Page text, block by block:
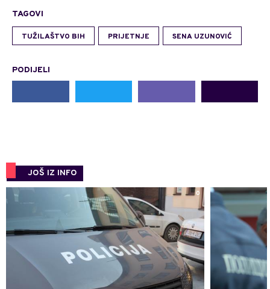
TAGOVI
TUŽILAŠTVO BIH PRIJETNJE SENA UZUNOVIĆ
PODIJELI
JOŠ IZ INFO
0